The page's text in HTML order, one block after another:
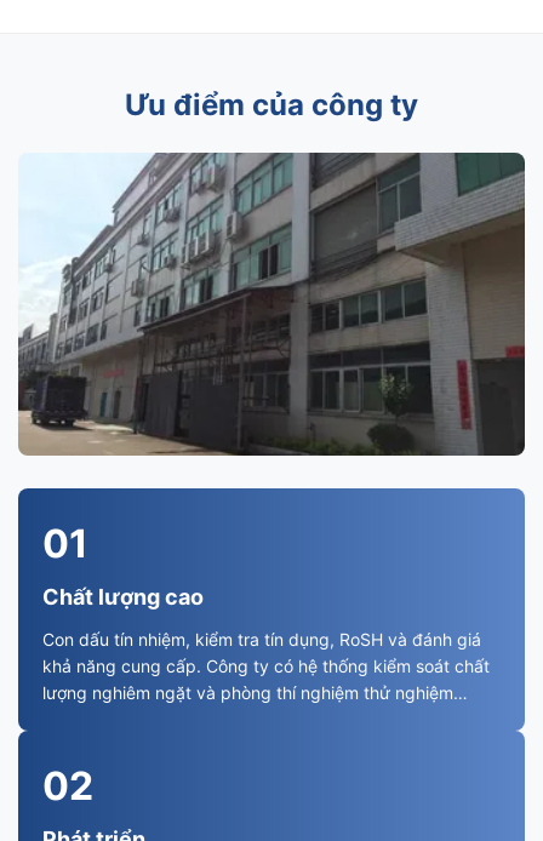
Ưu điểm của công ty
01
Chất lượng cao
Con dấu tín nhiệm, kiểm tra tín dụng, RoSH và đánh giá
khả năng cung cấp. Công ty có hệ thống kiểm soát chất
lượng nghiêm ngặt và phòng thí nghiệm thử nghiệm
02